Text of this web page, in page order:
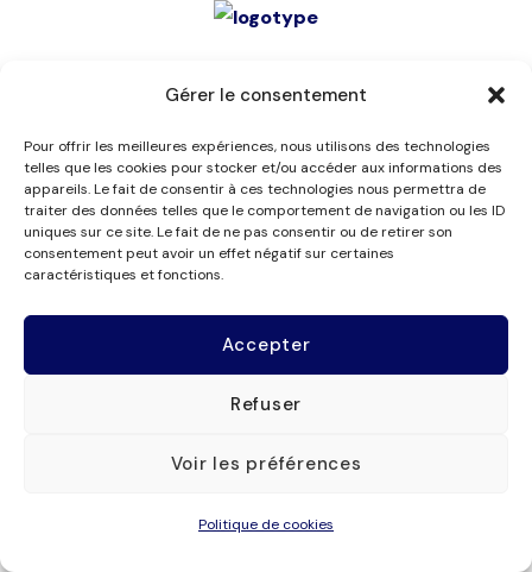
Gérer le consentement
Pour offrir les meilleures expériences, nous utilisons des technologies
telles que les cookies pour stocker et/ou accéder aux informations des
appareils. Le fait de consentir à ces technologies nous permettra de
traiter des données telles que le comportement de navigation ou les ID
uniques sur ce site. Le fait de ne pas consentir ou de retirer son
consentement peut avoir un effet négatif sur certaines
caractéristiques et fonctions.
Accepter
Refuser
Voir les préférences
Politique de cookies
Organisme de
formation
Service de
Contact
Rapports d’activité
Suivez-nous
Politique de confidentialité